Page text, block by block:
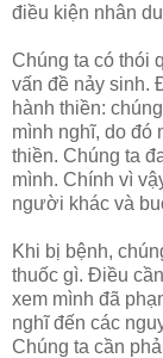
điều kiện nhân
Chúng ta có thói
vấn đề nảy sinh.
hành thiền:
mình nghĩ, do đó
thiền. Chúng ta
mình. Chính vì
người khác và
Khi bị bệnh,
thuốc gì. Điều
xem mình đã
nghĩ đến các
Chúng ta cần